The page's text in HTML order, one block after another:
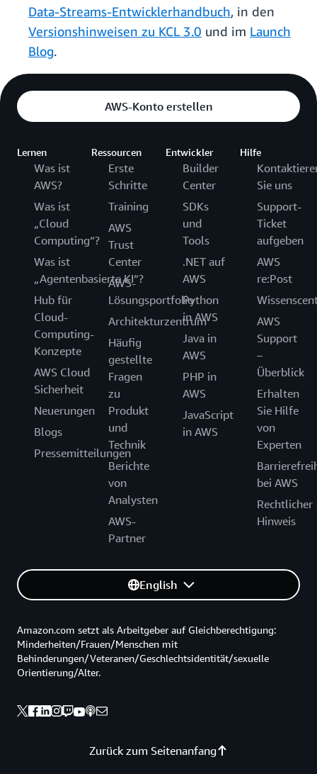
Data-Streams-Entwicklerhandbuch, in den
Versionshinweisen zu KCL 3.0 und im Launch
Blog.
AWS-Konto erstellen
Lernen
Was ist
AWS?
Was ist
„Cloud
Computing“?
Was ist
„Agentenbasierte KI“?
Hub für
Cloud-
Computing-
Konzepte
AWS Cloud
Sicherheit
Neuerungen
Blogs
Pressemitteilungen
Ressourcen
Erste
Schritte
Training
AWS
Trust
Center
AWS-
Lösungsportfolio
Architekturzentrum
Häufig
gestellte
Fragen
zu
Produkt
und
Technik
Berichte
von
Analysten
AWS-
Partner
Entwickler
Builder
Center
SDKs
und
Tools
.NET auf
AWS
Python
in AWS
Java in
AWS
PHP in
AWS
JavaScript
in AWS
Hilfe
Sie uns
Support-
Ticket
aufgeben
AWS
re:Post
AWS
Support
–
Überblick
Erhalten
Sie Hilfe
von
Experten
bei AWS
Rechtlicher
Hinweis
English
Zurück zum Seitenanfang
Amazon.com setzt als Arbeitgeber auf Gleichberechtigung:
Minderheiten/Frauen/Menschen mit
Behinderungen/Veteranen/Geschlechtsidentität/sexuelle
Orientierung/Alter.